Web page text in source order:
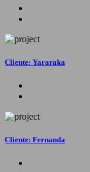
Cliente: Yararaka
Cliente: Fernanda